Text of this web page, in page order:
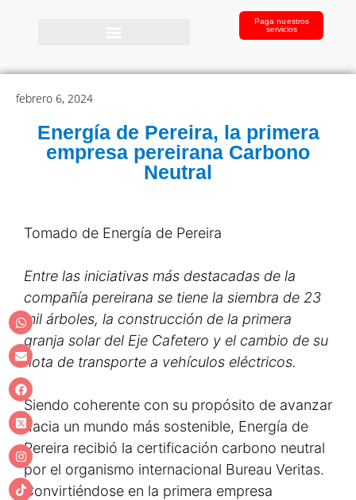
Paga nuestros
servicios
febrero 6, 2024
Energía de Pereira, la primera
empresa pereirana Carbono
Neutral
Tomado de Energía de Pereira
Entre las iniciativas más destacadas de la
compañía pereirana se tiene la siembra de 23
mil árboles, la construcción de la primera
granja solar del Eje Cafetero y el cambio de su
flota de transporte a vehículos eléctricos.
Siendo coherente con su propósito de avanzar
hacia un mundo más sostenible, Energía de
Pereira recibió la certificación carbono neutral
por el organismo internacional Bureau Veritas.
Convirtiéndose en la primera empresa